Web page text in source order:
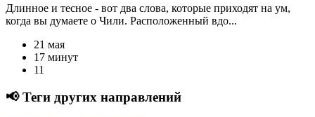
Длинное и тесное - вот два слова, которые приходят на ум,
когда вы думаете о Чили. Расположенный вдо...
21 мая
17 минут
11
📢 Теги других направлений